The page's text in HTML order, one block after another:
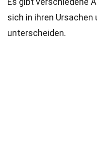
sich in ihren
unterscheiden.